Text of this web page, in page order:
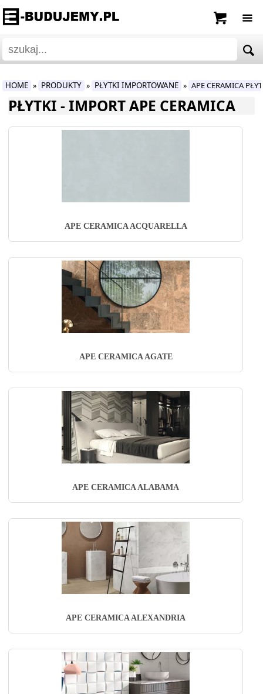
HOME » PRODUKTY » PŁYTKI IMPORTOWANE » APE CERAMICA
PŁYTKI - IMPORT APE CERAMICA
APE CERAMICA ACQUARELLA
APE CERAMICA AGATE
APE CERAMICA ALABAMA
APE CERAMICA ALEXANDRIA